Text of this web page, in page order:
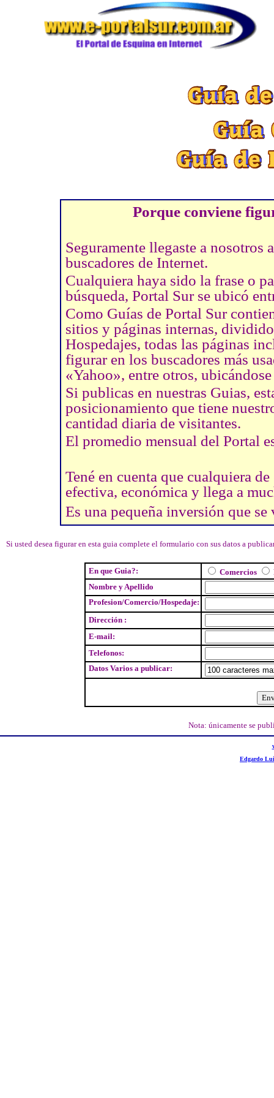
Porque conviene
Seguramente llegaste a nosotros
buscadores de Internet.
Cualquiera haya sido la frase o
búsqueda, Portal Sur se ubicó
Como Guías de Portal Sur
sitios y páginas internas,
Hospedajes, todas las páginas
figurar en los buscadores más
«Yahoo», entre otros,
Si publicas en nuestras Guias,
posicionamiento que tiene
cantidad diaria de visitantes.
El promedio mensual del Portal
Tené en cuenta que cualquiera
efectiva, económica y llega a
Es una pequeña inversión que
Si usted desea figurar en esta guia complete el formulario con sus datos a
En que Guia?: Comercios
Nombre y Apellido
Profesion/Comercio/Hospedaje:
Dirección :
E-mail:
Telefonos:
Datos Varios a publicar:
Nota: únicamente se
Edgardo